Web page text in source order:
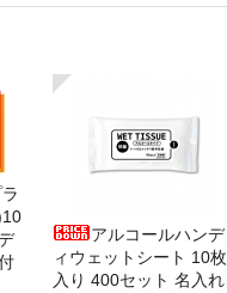
アルコールハンデ
ィウェットシート 10枚
入り 400セット 名入れ